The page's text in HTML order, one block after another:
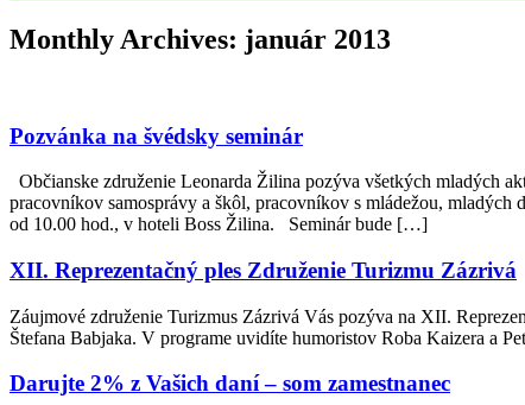
Monthly Archives: január 2013
Pozvánka na švédsky seminár
Občianske združenie Leonarda Žilina pozýva všetkých mladých
pracovníkov samosprávy a škôl, pracovníkov s mládežou,
od 10.00 hod., v hoteli Boss Žilina. Seminár bude […]
XII. Reprezentačný ples Združenie Turizmu Zázrivá
Záujmové združenie Turizmus Zázrivá Vás pozýva na XII.
Štefana Babjaka. V programe uvidíte humoristov Roba Kaizera a
Darujte 2% z Vašich daní – som zamestnanec